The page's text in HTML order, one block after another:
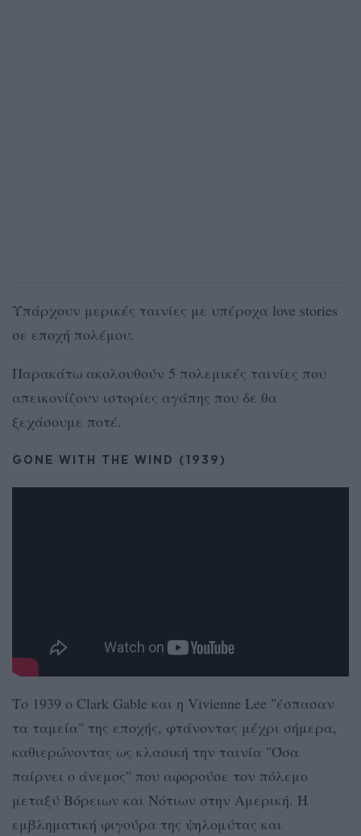
Υπάρχουν μερικές ταινίες με υπέροχα love stories
σε εποχή πολέμου.
Παρακάτω ακολουθούν 5 πολεμικές ταινίες που
απεικονίζουν ιστορίες αγάπης που δε θα
ξεχάσουμε ποτέ.
GONE WITH THE WIND (1939)
Το 1939 ο Clark Gable και η Vivienne Lee "έσπασαν
τα ταμεία" της εποχής, φτάνοντας μέχρι σήμερα,
καθιερώνοντας ως κλασική την ταινία "Όσα
παίρνει ο άνεμος" που αφορούσε τον πόλεμο
μεταξύ Βόρειων και Νότιων στην Αμερική. Η
εμβληματική φιγούρα της ψηλομύτας και